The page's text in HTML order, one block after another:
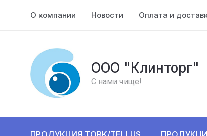
О компании Новости Оплата и
ООО "Клинторг"
С нами чище!